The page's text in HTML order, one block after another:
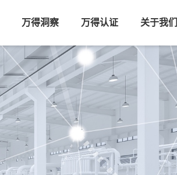
万得洞察 万得认证 关于我们